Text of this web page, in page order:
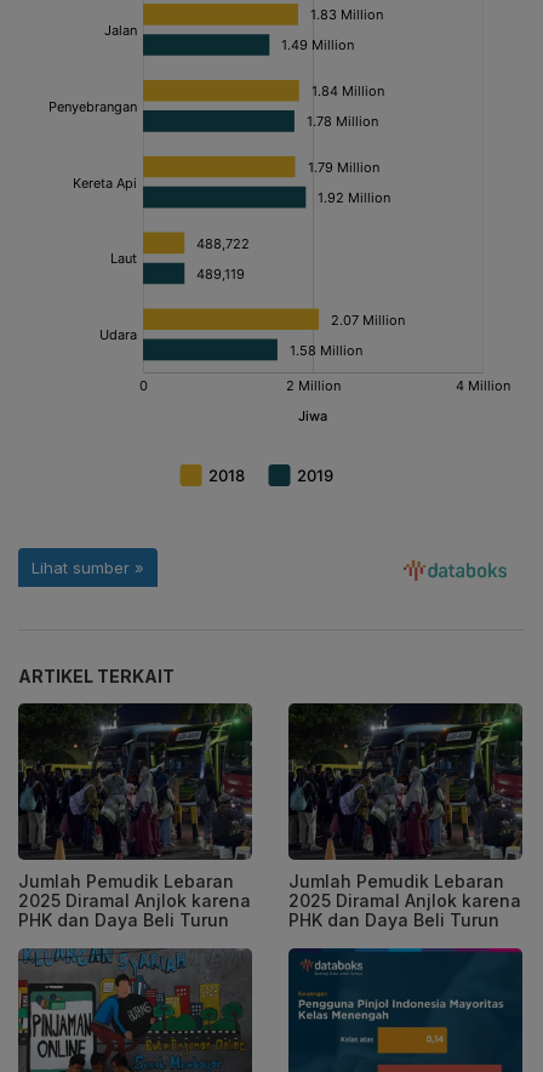
ARTIKEL TERKAIT
Jumlah Pemudik Lebaran
2025 Diramal Anjlok karena
PHK dan Daya Beli Turun
Jumlah Pemudik Lebaran
2025 Diramal Anjlok karena
PHK dan Daya Beli Turun